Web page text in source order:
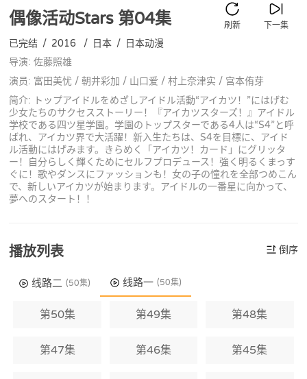
偶像活动Stars 第04集 下一集
刷新
已完结 / 2016 / 日本 / 日本动漫
导演: 佐藤照雄
演员: 富田美忧 / 朝井彩加 / 山口爱 / 村上奈津实 / 宫本侑芽
简介: トップアイドルをめざしアイドル活動“アイカツ！”にはげむ
少女たちのサクセスストーリー！『アイカツスターズ！』アイドル
学校である四ツ星学園。学園のトップスターである4人は“S4”と呼
ばれ、アイカツ界で大活躍！新入生たちは、S4を目標に、アイド
ル活動にはげみます。きらめく「アイカツ！カード」にグリッタ
ー！自分らしく輝くためにセルフプロデュース！強く明るくまっす
ぐに！歌やダンスにファッションも！女の子の憧れを全部つめこん
で、新しいアイカツが始まります。アイドルの一番星に向かって、
夢へのスタート！！
播放列表 倒序
线路二 (50集) 线路一 (50集)
第50集 第49集 第48集
第47集 第46集 第45集